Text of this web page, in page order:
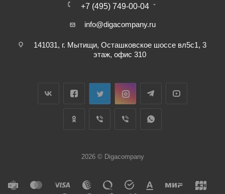
+7 (495) 749-00-04
info@digacompany.ru
141031, г. Мытищи, Осташковское шоссе вл5с1, 3
этаж, офис 310
2026 © Digacompany